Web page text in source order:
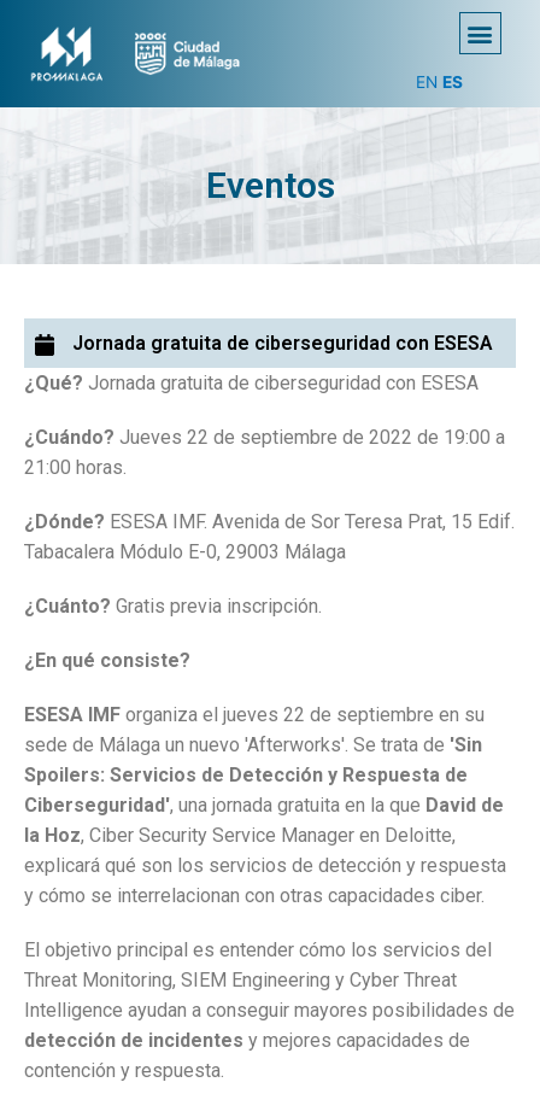
EN ES
Eventos
Jornada gratuita de ciberseguridad con ESESA
¿Qué? Jornada gratuita de ciberseguridad con ESESA
¿Cuándo? Jueves 22 de septiembre de 2022 de 19:00 a
21:00 horas.
¿Dónde? ESESA IMF. Avenida de Sor Teresa Prat, 15 Edif.
Tabacalera Módulo E-0, 29003 Málaga
¿Cuánto? Gratis previa inscripción.
¿En qué consiste?
ESESA IMF organiza el jueves 22 de septiembre en su
sede de Málaga un nuevo 'Afterworks'. Se trata de 'Sin
Spoilers: Servicios de Detección y Respuesta de
Ciberseguridad', una jornada gratuita en la que David de
la Hoz, Ciber Security Service Manager en Deloitte,
explicará qué son los servicios de detección y respuesta
y cómo se interrelacionan con otras capacidades ciber.
El objetivo principal es entender cómo los servicios del
Threat Monitoring, SIEM Engineering y Cyber Threat
Intelligence ayudan a conseguir mayores posibilidades de
detección de incidentes y mejores capacidades de
contención y respuesta.